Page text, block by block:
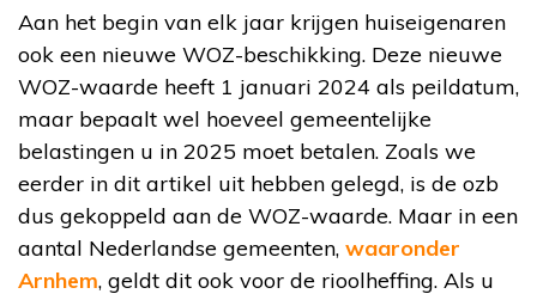
Aan het begin van elk jaar krijgen huiseigenaren
ook een nieuwe WOZ-beschikking. Deze nieuwe
WOZ-waarde heeft 1 januari 2024 als peildatum,
maar bepaalt wel hoeveel gemeentelijke
belastingen u in 2025 moet betalen. Zoals we
eerder in dit artikel uit hebben gelegd, is de ozb
dus gekoppeld aan de WOZ-waarde. Maar in een
aantal Nederlandse gemeenten, waaronder
Arnhem, geldt dit ook voor de rioolheffing. Als u